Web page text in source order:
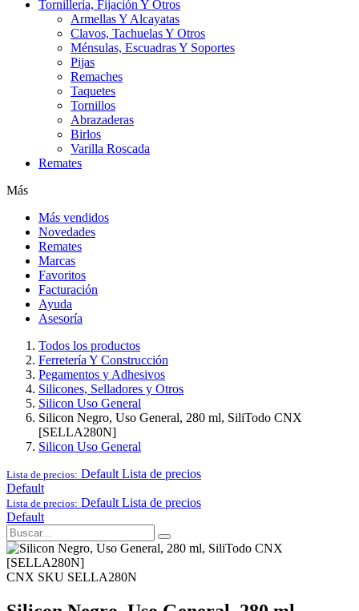
Tornillería, Fijación Y Otros
Armellas Y Alcayatas
Clavos, Tachuelas Y Otros
Ménsulas, Escuadras Y Soportes
Pijas
Remaches
Taquetes
Tornillos
Abrazaderas
Birlos
Varilla Roscada
Remates
Más
Más vendidos
Novedades
Remates
Marcas
Favoritos
Facturación
Ayuda
Asesoría
Todos los productos
Ferretería Y Construcción
Pegamentos y Adhesivos
Silicones, Selladores y Otros
Silicon Uso General
Silicon Negro, Uso General, 280 ml, SiliTodo CNX
[SELLA280N]
Silicon Uso General
Lista de precios: Default Lista de precios
Default
Lista de precios: Default Lista de precios
Default
CNX SKU SELLA280N